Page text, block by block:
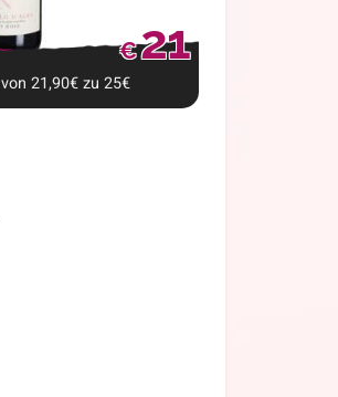
€21
von 21,90€zu 25€